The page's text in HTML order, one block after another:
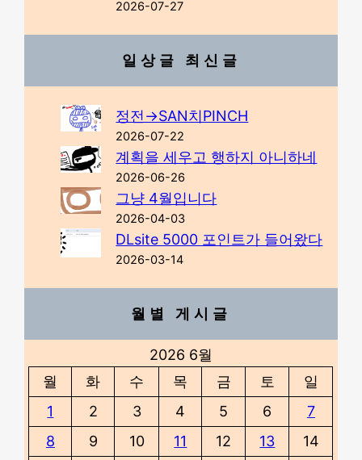
2026-07-27
일상글 최신글
정전→SAN치PINCH
2026-07-22
계획을 세우고 행하지 아니하네
2026-06-26
그냥 4월입니다
2026-04-03
DLsite 5000 포인트가 들어왔다
2026-03-14
월별 게시글
2026 6월
월
화 수 목 금 토
일
1
2 3 4 5 6
7
8
9 10 11 12 13
14